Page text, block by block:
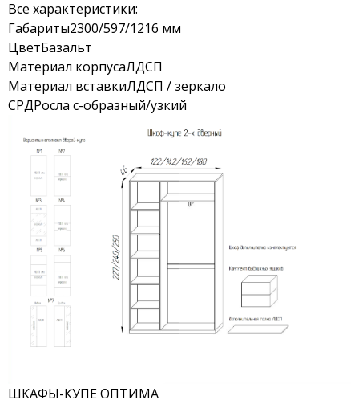
Все характеристики:
Габариты2300/597/1216 мм
ЦветБазальт
Материал корпусаЛДСП
Материал вставкиЛДСП / зеркало
СРДРосла с-образный/узкий
ШКАФЫ-КУПЕ ОПТИМА